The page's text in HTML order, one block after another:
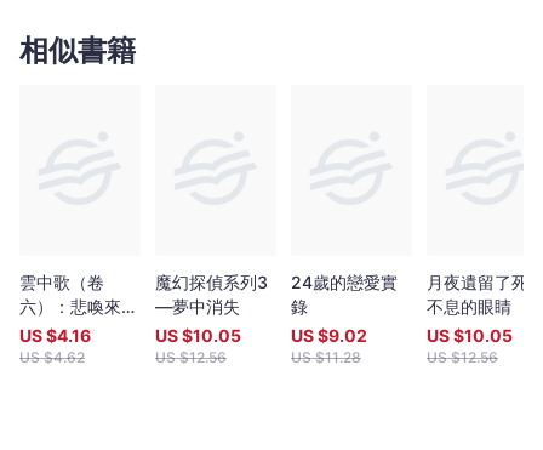
相似書籍
雲中歌（卷
六）：悲喚來世
夢（完）
US $4.16
US $4.62
魔幻探偵系列3
—夢中消失
US $10.05
US $12.56
24歲的戀愛實
錄
US $9.02
US $11.28
月夜遺留了死
不息的眼睛
US $10.05
US $12.56